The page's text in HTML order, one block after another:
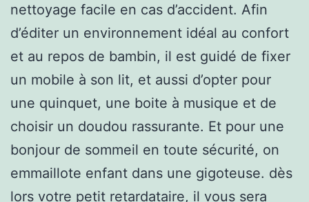
nettoyage facile en cas d’accident. Afin
d’éditer un environnement idéal au confort
et au repos de bambin, il est guidé de fixer
un mobile à son lit, et aussi d’opter pour
une quinquet, une boite à musique et de
choisir un doudou rassurante. Et pour une
bonjour de sommeil en toute sécurité, on
emmaillote enfant dans une gigoteuse. dès
lors votre petit retardataire, il vous sera